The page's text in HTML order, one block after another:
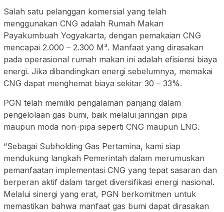
Salah satu pelanggan komersial yang telah
menggunakan CNG adalah Rumah Makan
Payakumbuah Yogyakarta, dengan pemakaian CNG
mencapai 2.000 – 2.300 M³. Manfaat yang dirasakan
pada operasional rumah makan ini adalah efisiensi biaya
energi. Jika dibandingkan energi sebelumnya, memakai
CNG dapat menghemat biaya sekitar 30 – 33%.
PGN telah memiliki pengalaman panjang dalam
pengelolaan gas bumi, baik melalui jaringan pipa
maupun moda non-pipa seperti CNG maupun LNG.
“Sebagai Subholding Gas Pertamina, kami siap
mendukung langkah Pemerintah dalam merumuskan
pemanfaatan implementasi CNG yang tepat sasaran dan
berperan aktif dalam target diversifikasi energi nasional.
Melalui sinergi yang erat, PGN berkomitmen untuk
memastikan bahwa manfaat gas bumi dapat dirasakan